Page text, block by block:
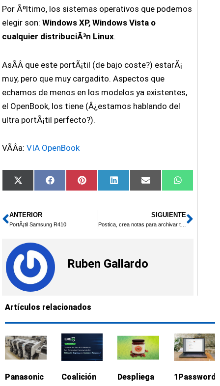
Por Ãºltimo, los sistemas operativos que podemos
elegir son:Windows XP, Windows Vista o
cualquier distribuciÃ³n Linux.
AsÃ­Â­ que este portÃ¡til (de bajo coste?) estarÃ¡
muy, pero que muy cargadito. Aspectos que
echamos de menos en los modelos ya existentes,
el OpenBook, los tiene (Â¿estamos hablando del
ultra portÃ¡til perfecto?).
VÃ­Â­a:VIA OpenBook
Compartir
en
X
(Twitter)
Compartir
en
FacebookCompartir
en
PinterestCompartir
en
LinkedIn Compartir
en
Email
Compartir
en
WhatsApp
Ant
ANTERIOR
PortÃ¡til Samsung R410
SIGUIENTE
Postica, crea notas para archivar tus documentos
Ruben Gallardo
Artículos relacionados
Panasonic
Coalición
Despliega
1Password: